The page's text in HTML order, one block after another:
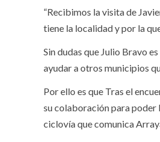
“Recibimos la visita de
tiene la localidad y por la
Sin dudas que Julio Bravo
ayudar a otros municipios
Por ello es que Tras el
su colaboración para poder
ciclovía que comunica